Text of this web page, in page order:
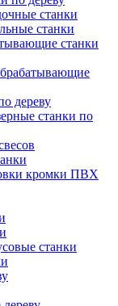
станки
станки
станки
дереву
станки по
кромки ПВХ
станки